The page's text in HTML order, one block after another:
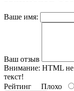
Ваше имя:
Ваш отзыв
Внимание: HTML не
текст!
Рейтинг Плохо